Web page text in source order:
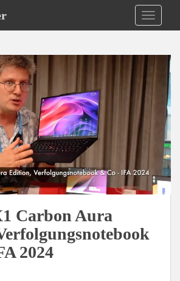
Carbon Aura
2024